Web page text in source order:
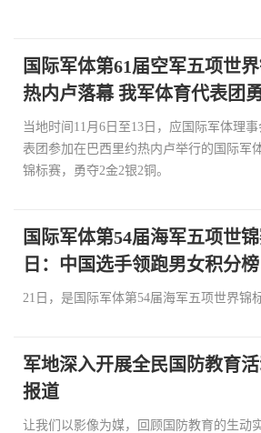
国际军体第61届空军五项世
热内卢落幕 我军体育代表团
当地时间11月6日至13日，应国际军体理
表团参加在巴西里约热内卢举行的国际军
锦标赛，勇夺2金2银2铜。
国际军体第54届海军五项世
日：中国选手领跑男女积分榜
21日，是国际军体第54届海军五项世界锦
军地深入开展全民国防教育
报道
让我们以影像为媒，回顾国防教育的生动